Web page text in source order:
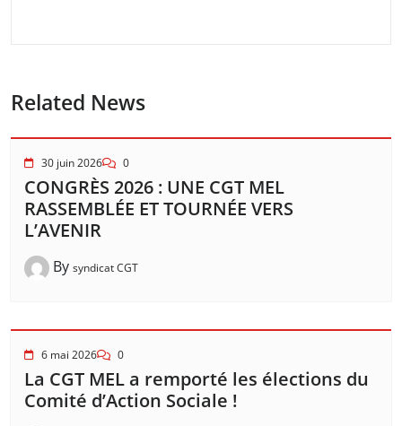
Related News
30 juin 2026 0
CONGRÈS 2026 : UNE CGT MEL
RASSEMBLÉE ET TOURNÉE VERS
L’AVENIR
By syndicat CGT
6 mai 2026 0
La CGT MEL a remporté les élections du
Comité d’Action Sociale !